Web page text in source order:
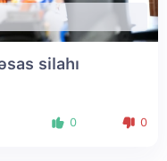
silahı
0 0